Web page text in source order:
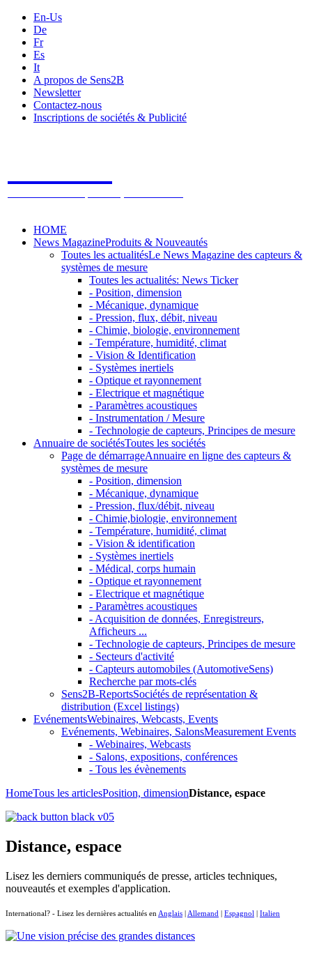
En-Us
De
Fr
Es
It
A propos de Sens2B
Newsletter
Contactez-nous
Inscriptions de sociétés & Publicité
HOME
News MagazineProduits & Nouveautés
Toutes les actualitésLe News Magazine des capteurs &
systèmes de mesure
Toutes les actualités: News Ticker
- Position, dimension
- Mécanique, dynamique
- Pression, flux, débit, niveau
- Chimie, biologie, environnement
- Température, humidité, climat
- Vision & Identification
- Systèmes inertiels
- Optique et rayonnement
- Electrique et magnétique
- Paramètres acoustiques
- Instrumentation / Mesure
- Technologie de capteurs, Principes de mesure
Annuaire de sociétésToutes les sociétés
Page de démarrageAnnuaire en ligne des capteurs &
systèmes de mesure
- Position, dimension
- Mécanique, dynamique
- Pression, flux/débit, niveau
- Chimie,biologie, environnement
- Température, humidité, climat
- Vision & identification
- Systèmes inertiels
- Médical, corps humain
- Optique et rayonnement
- Electrique et magnétique
- Paramètres acoustiques
- Acquisition de données, Enregistreurs,
Afficheurs ...
- Technologie de capteurs, Principes de mesure
- Secteurs d'activité
- Capteurs automobiles (AutomotiveSens)
Recherche par mots-clés
Sens2B-ReportsSociétés de représentation &
distribution (Excel listings)
EvénementsWebinaires, Webcasts, Events
Evénements, Webinaires, SalonsMeasurement Events
- Webinaires, Webcasts
- Salons, expositions, conférences
- Tous les évènements
HomeTous les articlesPosition, dimensionDistance, espace
Distance, espace
Lisez les derniers communiqués de presse, articles techniques,
nouveautés et exemples d'application.
International? - Lisez les dernières actualités en Anglais Allemand Espagnol Italien